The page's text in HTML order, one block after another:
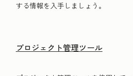
する情報を入手しましょう。
プロジェクト管理ツール